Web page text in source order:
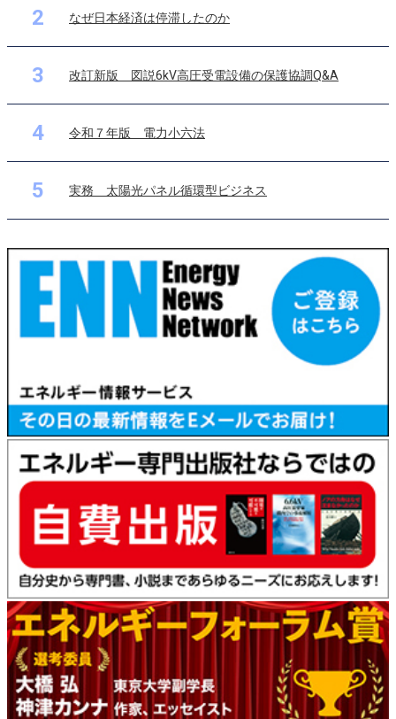
2 なぜ日本経済は停滞したのか
3 改訂新版 図説6kV高圧受電設備の保護協調Q&A
4 令和７年版 電力小六法
5 実務 太陽光パネル循環型ビジネス